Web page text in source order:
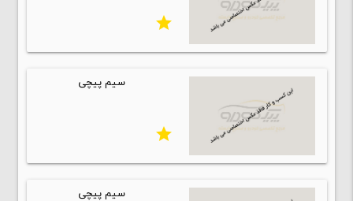
star
سیم پیچی
star
سیم پیچی